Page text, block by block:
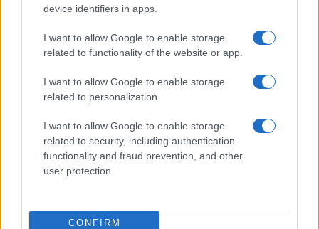
device identifiers in apps.
I want to allow Google to enable storage
related to functionality of the website or app.
I want to allow Google to enable storage
related to personalization.
I want to allow Google to enable storage
related to security, including authentication
functionality and fraud prevention, and other
user protection.
CONFIRM
Megjelent az 5787. évi falinaptár, töltse le!